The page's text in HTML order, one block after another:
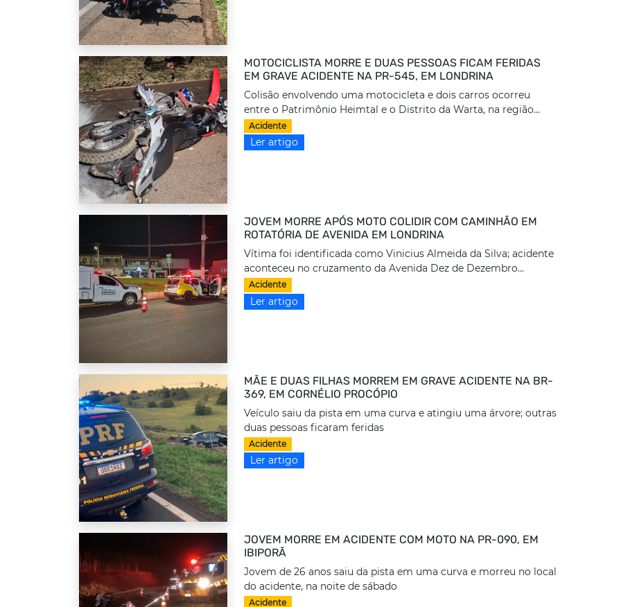
MOTOCICLISTA MORRE E DUAS PESSOAS FICAM FERIDAS
EM GRAVE ACIDENTE NA PR-545, EM LONDRINA
Colisão envolvendo uma motocicleta e dois carros ocorreu
entre o Patrimônio Heimtal e o Distrito da Warta, na região...
Acidente
Ler artigo
JOVEM MORRE APÓS MOTO COLIDIR COM CAMINHÃO EM
ROTATÓRIA DE AVENIDA EM LONDRINA
Vítima foi identificada como Vinicius Almeida da Silva; acidente
aconteceu no cruzamento da Avenida Dez de Dezembro...
Acidente
Ler artigo
MÃE E DUAS FILHAS MORREM EM GRAVE ACIDENTE NA BR-
369, EM CORNÉLIO PROCÓPIO
Veículo saiu da pista em uma curva e atingiu uma árvore; outras
duas pessoas ficaram feridas
Acidente
Ler artigo
JOVEM MORRE EM ACIDENTE COM MOTO NA PR-090, EM
IBIPORÃ
Jovem de 26 anos saiu da pista em uma curva e morreu no local
do acidente, na noite de sábado
Acidente